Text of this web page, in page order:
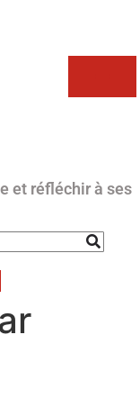
et réfléchir à ses